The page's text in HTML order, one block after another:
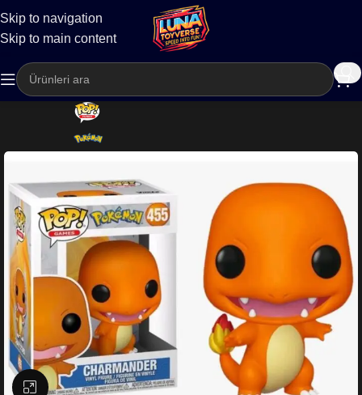
Skip to navigation
Skip to main content
Kargo
Büyütmek için tıklayın